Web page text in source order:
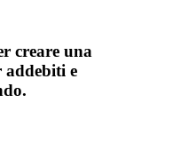
creare una
e